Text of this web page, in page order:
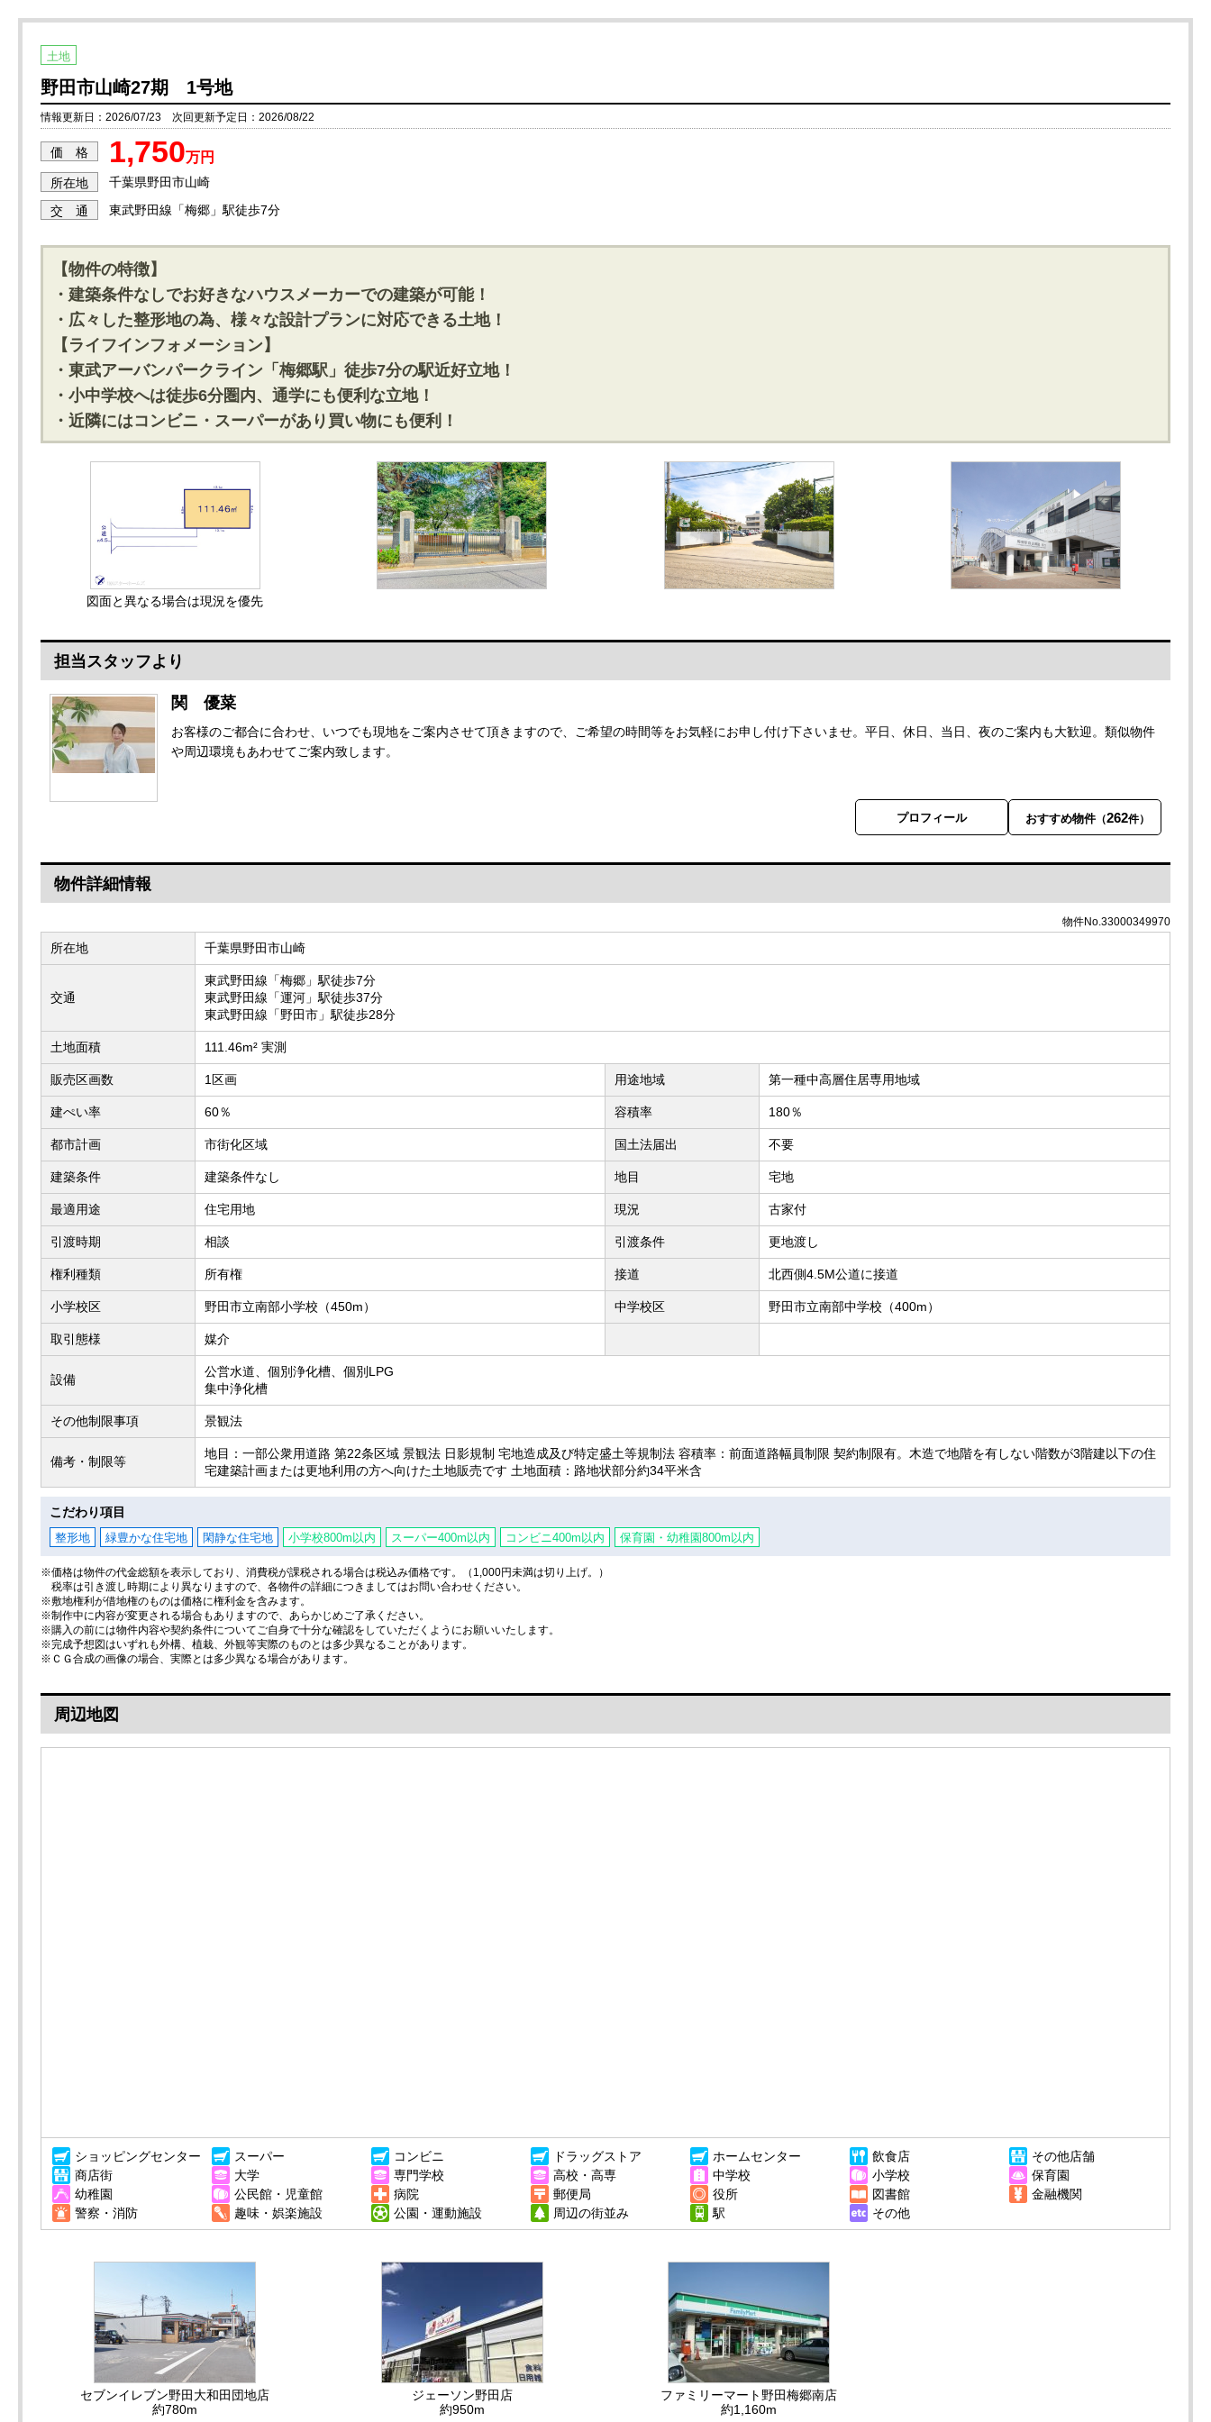
土地
野田市山崎27期 1号地
情報更新日：2026/07/23 次回更新予定日：2026/08/22
価 格 1,750万円
所在地 千葉県野田市山崎
交 通 東武野田線「梅郷」駅徒歩7分
【物件の特徴】
・建築条件なしでお好きなハウスメーカーでの建築が可能！
・広々した整形地の為、様々な設計プランに対応できる土地！
【ライフインフォメーション】
・東武アーバンパークライン「梅郷駅」徒歩7分の駅近好立地！
・小中学校へは徒歩6分圏内、通学にも便利な立地！
・近隣にはコンビニ・スーパーがあり買い物にも便利！
図面と異なる場合は現況を優先
担当スタッフより
関 優菜
お客様のご都合に合わせ、いつでも現地をご案内させて頂きますので、ご希望の時間等をお気軽にお申し付け下さいませ。平日、休日、当日、夜のご案内も大歓迎。類似物件
や周辺環境もあわせてご案内致します。
プロフィール おすすめ物件 （262件）
物件詳細情報
物件No.33000349970
所在地 千葉県野田市山崎
交通
東武野田線「梅郷」駅徒歩7分
東武野田線「運河」駅徒歩37分
東武野田線「野田市」駅徒歩28分
土地面積 111.46m² 実測
販売区画数 1区画 用途地域 第一種中高層住居専用地域
建ぺい率 60％ 容積率 180％
都市計画 市街化区域 国土法届出 不要
建築条件 建築条件なし 地目 宅地
最適用途 住宅用地 現況 古家付
引渡時期 相談 引渡条件 更地渡し
権利種類 所有権 接道 北西側4.5M公道に接道
小学校区 野田市立南部小学校（450m） 中学校区 野田市立南部中学校（400m）
取引態様 媒介
設備
公営水道、個別浄化槽、個別LPG
集中浄化槽
その他制限事項 景観法
備考・制限等
地目：一部公衆用道路 第22条区域 景観法 日影規制 宅地造成及び特定盛土等規制法 容積率：前面道路幅員制限 契約制限有。木造で地階を有しない階数が3階建以下の住
宅建築計画または更地利用の方へ向けた土地販売です 土地面積：路地状部分約34平米含
こだわり項目
整形地 緑豊かな住宅地 閑静な住宅地 小学校800m以内 スーパー400m以内 コンビニ400m以内 保育園・幼稚園800m以内
※価格は物件の代金総額を表示しており、消費税が課税される場合は税込み価格です。（1,000円未満は切り上げ。）
税率は引き渡し時期により異なりますので、各物件の詳細につきましてはお問い合わせください。
※敷地権利が借地権のものは価格に権利金を含みます。
※制作中に内容が変更される場合もありますので、あらかじめご了承ください。
※購入の前には物件内容や契約条件についてご自身で十分な確認をしていただくようにお願いいたします。
※完成予想図はいずれも外構、植栽、外観等実際のものとは多少異なることがあります。
※ＣＧ合成の画像の場合、実際とは多少異なる場合があります。
周辺地図
ショッピングセンター スーパー コンビニ ドラッグストア ホームセンター 飲食店
その他店舗
商店街
大学 専門学校 高校・高専 中学校 小学校
保育園
幼稚園
公民館・児童館 病院 郵便局 役所 図書館
金融機関
警察・消防
趣味・娯楽施設 公園・運動施設 周辺の街並み 駅 その他
セブンイレブン野田大和田団地店
約780m
ジェーソン野田店
約950m
ファミリーマート野田梅郷南店
約1,160m